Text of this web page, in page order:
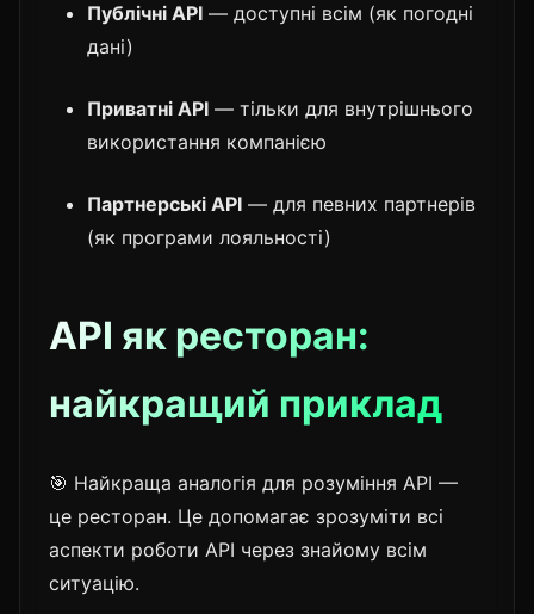
Публічні API — доступні всім (як погодні
дані)
Приватні API — тільки для внутрішнього
використання компанією
Партнерські API — для певних партнерів
(як програми лояльності)
API як ресторан:
найкращий приклад
🎯 Найкраща аналогія для розуміння API —
це ресторан. Це допомагає зрозуміти всі
аспекти роботи API через знайому всім
ситуацію.